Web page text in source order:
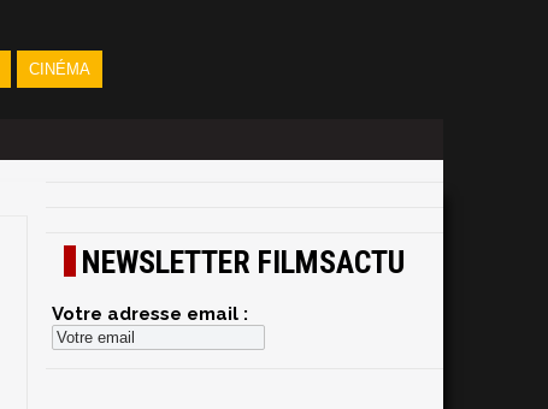
CINÉMA
NEWSLETTER FILMSACTU
Votre adresse email :